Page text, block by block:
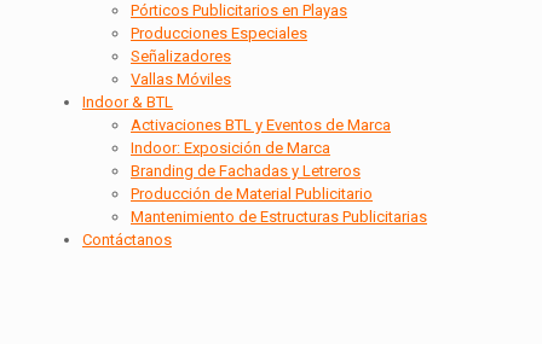
Pórticos Publicitarios en Playas
Producciones Especiales
Señalizadores
Vallas Móviles
Indoor & BTL
Activaciones BTL y Eventos de Marca
Indoor: Exposición de Marca
Branding de Fachadas y Letreros
Producción de Material Publicitario
Mantenimiento de Estructuras Publicitarias
Contáctanos